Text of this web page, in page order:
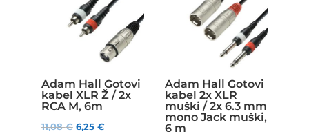
Adam Hall Gotovi
kabel XLR Ž / 2x
RCA M, 6m
11,08€ 6,25 €
Adam Hall Gotovi
kabel 2x XLR
muški / 2x 6.3 mm
mono Jack muški,
6 m